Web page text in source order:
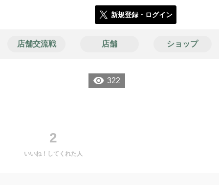
新規登録・ログイン
店舗交流戦 店舗 ショップ
322
2
いいね！してくれた人